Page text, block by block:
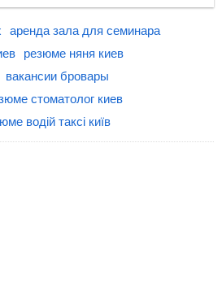
аренда зала для семинара
резюме няня киев
вакансии бровары
стоматолог киев
водій таксі київ